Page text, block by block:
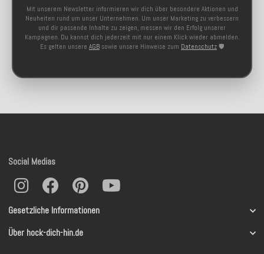
Mit unserem Newsletter informieren wir dich über besondere Aktionen und
Neuheiten rund um unser Unternehmen. Um unser Marketing zu verbessern
und dir passende Inhalte zu zeigen, messen wir den Erfolg unserer
Kampagnen. Du kannst dich jederzeit mit nur einem Klick wieder abmelden.
Es gelten unsere AGB sowie unsere Hinweise zum Datenschutz 🛡️
Gesetzliche Informationen
Über hock-dich-hin.de
Social Medias